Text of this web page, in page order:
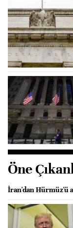
Öne
İran'dan Hürmüz'ü